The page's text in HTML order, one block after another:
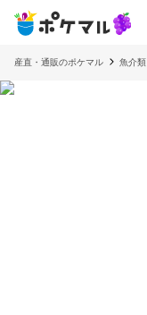
産直・通販のポケマル 魚介類